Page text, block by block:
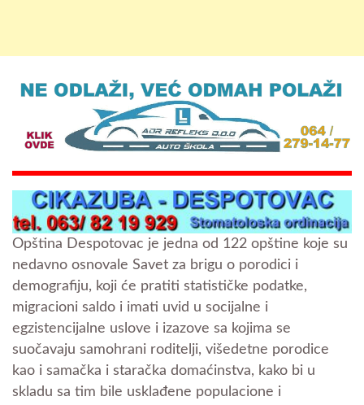
Opština Despotovac je jedna od 122 opštine koje su
nedavno osnovale Savet za brigu o porodici i
demografiju, koji će pratiti statističke podatke,
migracioni saldo i imati uvid u socijalne i
egzistencijalne uslove i izazove sa kojima se
suočavaju samohrani roditelji, višedetne porodice
kao i samačka i staračka domaćinstva, kako bi u
skladu sa tim bile usklađene populacione i